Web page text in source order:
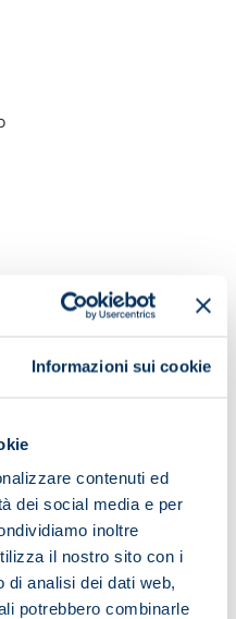
Informazioni sui cookie
contenuti ed
dei social media e per
inoltre
il nostro sito con i
di analisi dei dati web,
potrebbero combinarle